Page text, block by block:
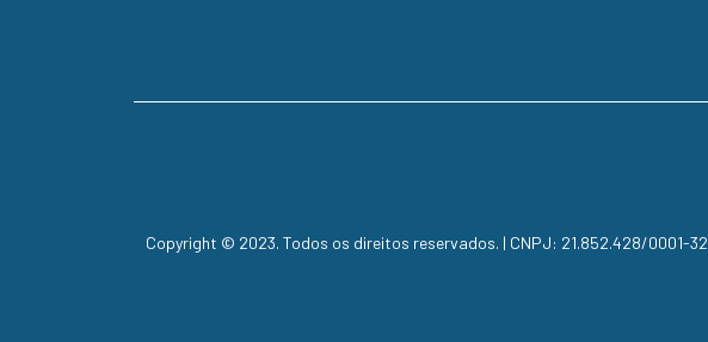
Copyright © 2023. Todos os direitos reservados. | CNPJ: 21.852.428/0001-32